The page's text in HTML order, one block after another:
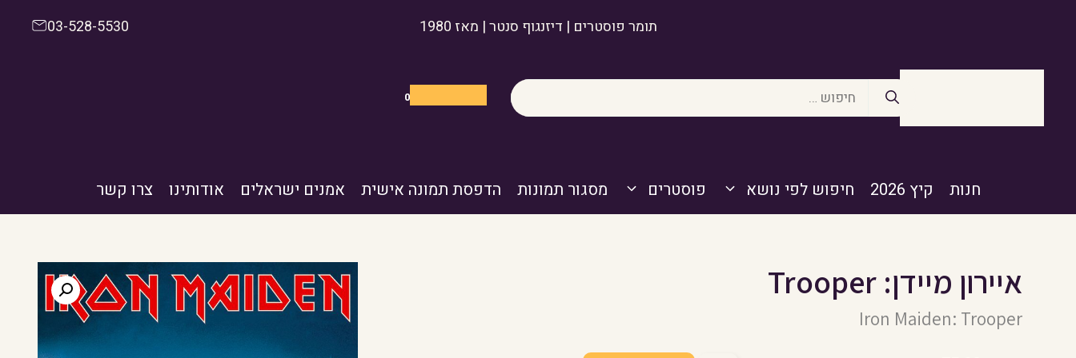
תומר פוסטרים | דיזנגוף סנטר | מאז 1980 03-528-5530
0
חנות קיץ 2026 חיפוש לפי נושא פוסטרים מסגור תמונות הדפסת תמונה אישית אמנים ישראלים אודותינו צרו קשר
איירון מיידן: Trooper
Iron Maiden: Trooper